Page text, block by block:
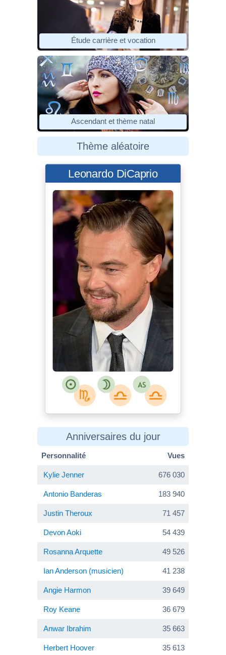
Étude carrière et vocation
Ascendant et thème natal
Thème aléatoire
Leonardo DiCaprio
Anniversaires du jour
Personnalité Vues
Kylie Jenner 676 030
Antonio Banderas 183 940
Justin Theroux 71 457
Devon Aoki 54 439
Rosanna Arquette 49 526
Ian Anderson (musicien) 41 238
Angie Harmon 39 649
Roy Keane 36 679
Anwar Ibrahim 35 663
Herbert Hoover 35 613